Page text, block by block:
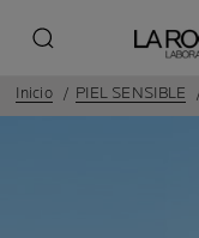
Inicio PIEL SENSIBLE